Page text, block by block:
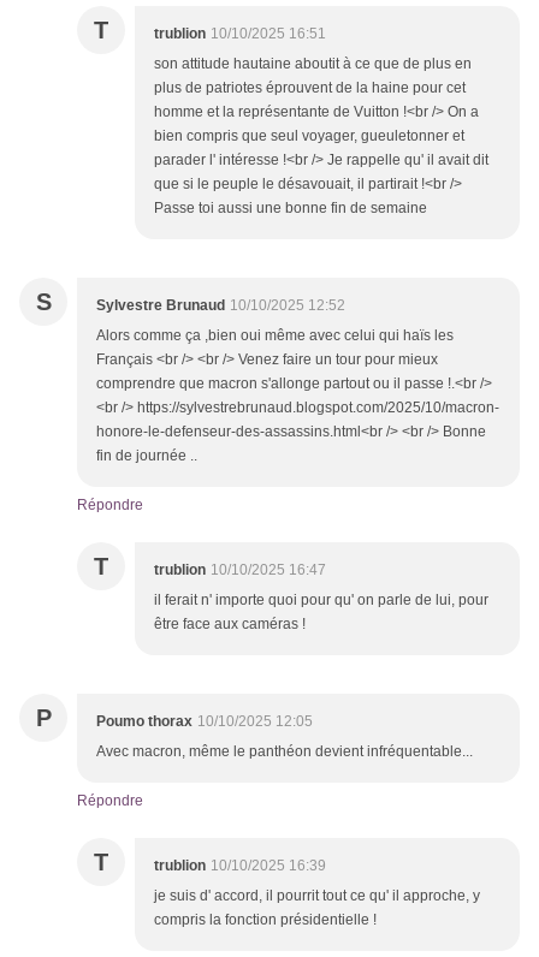
T trublion 10/10/2025 16:51
son attitude hautaine aboutit à ce que de plus en
plus de patriotes éprouvent de la haine pour cet
homme et la représentante de Vuitton !<br /> On a
bien compris que seul voyager, gueuletonner et
parader l' intéresse !<br /> Je rappelle qu' il avait dit
que si le peuple le désavouait, il partirait !<br />
Passe toi aussi une bonne fin de semaine
S Sylvestre Brunaud 10/10/2025 12:52
Alors comme ça ,bien oui même avec celui qui haïs les
Français <br /> <br /> Venez faire un tour pour mieux
comprendre que macron s'allonge partout ou il passe !.<br />
<br /> https://sylvestrebrunaud.blogspot.com/2025/10/macron-
honore-le-defenseur-des-assassins.html<br /> <br /> Bonne
fin de journée ..
Répondre
T trublion 10/10/2025 16:47
il ferait n' importe quoi pour qu' on parle de lui, pour
être face aux caméras !
P Poumo thorax 10/10/2025 12:05
Avec macron, même le panthéon devient infréquentable...
Répondre
T trublion 10/10/2025 16:39
je suis d' accord, il pourrit tout ce qu' il approche, y
compris la fonction présidentielle !